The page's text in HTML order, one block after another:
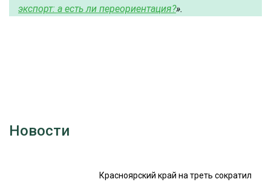
экспорт: а есть ли переориентация?».
Новости
Красноярский край на треть сократил